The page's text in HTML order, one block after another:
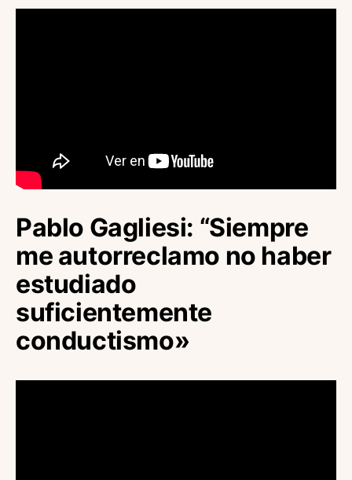
Pablo Gagliesi: “Siempre
me autorreclamo no haber
estudiado
suficientemente
conductismo»